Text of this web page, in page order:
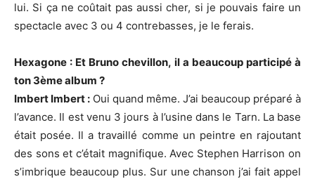
lui. Si ça ne coûtait pas aussi cher, si je pouvais faire un
spectacle avec 3 ou 4 contrebasses, je le ferais.
Hexagone : Et Bruno chevillon, il a beaucoup participé à
ton 3ème album ?
Imbert Imbert : Oui quand même. J’ai beaucoup préparé à
l’avance. Il est venu 3 jours à l’usine dans le Tarn. La base
était posée. Il a travaillé comme un peintre en rajoutant
des sons et c’était magnifique. Avec Stephen Harrison on
s’imbrique beaucoup plus. Sur une chanson j’ai fait appel